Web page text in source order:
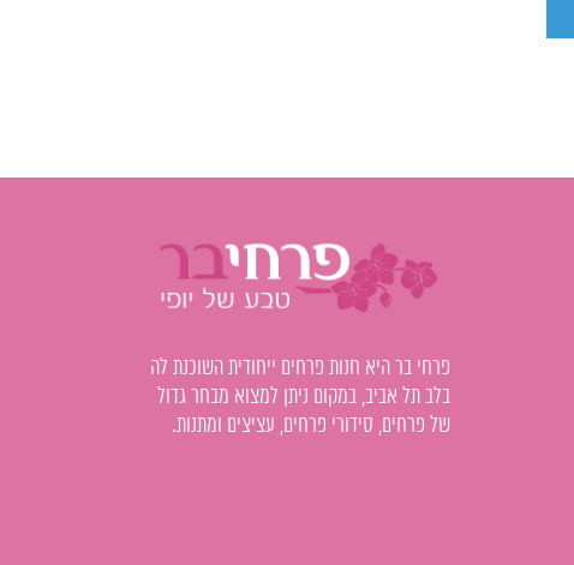
פרחי בר היא חנות פרחים ייחודית השוכנת לה
בלב תל אביב, במקום ניתן למצוא מבחר גדול
של פרחים, סידורי פרחים, עציצים ומתנות.